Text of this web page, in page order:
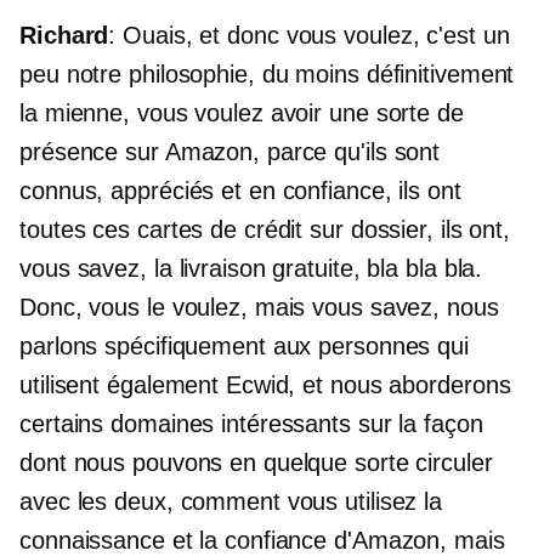
Richard: Ouais, et donc vous voulez, c'est un
peu notre philosophie, du moins définitivement
la mienne, vous voulez avoir une sorte de
présence sur Amazon, parce qu'ils sont
connus, appréciés et en confiance, ils ont
toutes ces cartes de crédit sur dossier, ils ont,
vous savez, la livraison gratuite, bla bla bla.
Donc, vous le voulez, mais vous savez, nous
parlons spécifiquement aux personnes qui
utilisent également Ecwid, et nous aborderons
certains domaines intéressants sur la façon
dont nous pouvons en quelque sorte circuler
avec les deux, comment vous utilisez la
connaissance et la confiance d'Amazon, mais